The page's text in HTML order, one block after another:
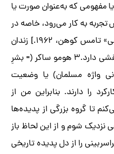
مفهومی که به‌عنوان صورت یا
به کار می‌رود، خاصه در
رساله «ساختار انقلاب‌های علمی» تامس کوهن، ۱۹۶۲.] زندان
سراسربین در فوکو هم چنین نقشی دارد.۳ هومو ساکر (= بشرِ
واژه مسلمان) یا وضعیت
را دارند. بنابراین من از
تا گروه بزرگی از پدیده‌ها
نزدیک شوم و از این لحاظ باز
را از دل پدیده تاریخی